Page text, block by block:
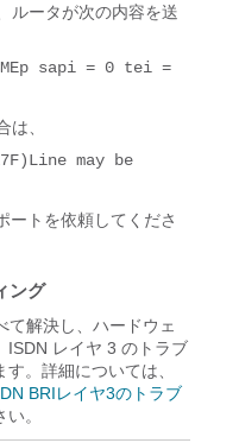
ルータが次の内容を送
sapi = 0 tei =
は、
may be
ートを依頼してくださ
ング
て解決し、ハードウェ
ISDN レイヤ 3 のトラブ
。詳細については、
BRIレイヤ3のトラブ
。